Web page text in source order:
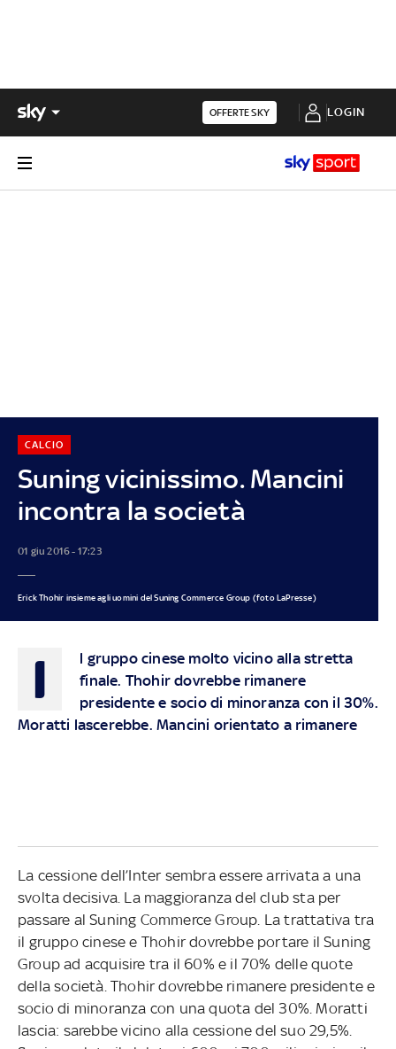
OFFERTE SKY LOGIN
Suning vicinissimo. Mancini
incontra la società
CALCIO
01 giu 2016 - 17:23
Erick Thohir insieme agli uomini del Suning Commerce Group (foto LaPresse)
I
l gruppo cinese molto vicino alla stretta
finale. Thohir dovrebbe rimanere
presidente e socio di minoranza con il 30%.
Moratti lascerebbe. Mancini orientato a rimanere
La cessione dell’Inter sembra essere arrivata a una
svolta decisiva. La maggioranza del club sta per
passare al Suning Commerce Group. La trattativa tra
il gruppo cinese e Thohir dovrebbe portare il Suning
Group ad acquisire tra il 60% e il 70% delle quote
della società. Thohir dovrebbe rimanere presidente e
socio di minoranza con una quota del 30%. Moratti
lascia: sarebbe vicino alla cessione del suo 29,5%.